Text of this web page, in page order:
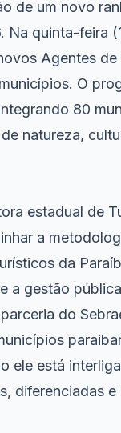
de um novo
Na quinta-feira
Agentes
O
80
natureza,
estadual de
a
da
a gestão
do
ele está
diferenciadas e